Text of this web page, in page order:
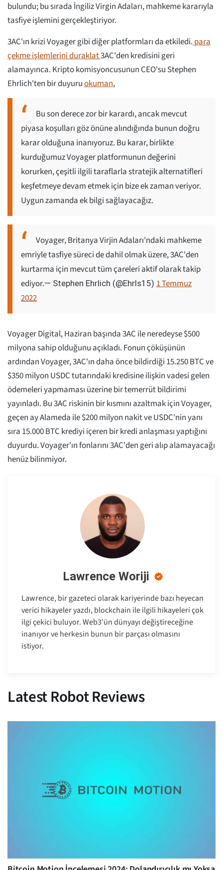
bulundu; bu sırada İngiliz Virgin Adaları, mahkeme kararıyla
tasfiye işlemini gerçekleştiriyor.
3AC'ın krizi Voyager gibi diğer platformları da etkiledi.para
çekme işlemlerini duraklat3AC'den kredisini geri
alamayınca. Kripto komisyoncusunun CEO'su Stephen
Ehrlich'ten bir duyuruokuman,
Bu son derece zor bir karardı, ancak mevcut
piyasa koşulları göz önüne alındığında bunun doğru
karar olduğuna inanıyoruz. Bu karar, birlikte
kurduğumuz Voyager platformunun değerini
korurken, çeşitli ilgili taraflarla stratejik alternatifleri
keşfetmeye devam etmek için bize ek zaman veriyor.
Uygun zamanda ek bilgi sağlayacağız.
Voyager, Britanya Virjin Adaları'ndaki mahkeme
emriyle tasfiye süreci de dahil olmak üzere, 3AC'den
kurtarma için mevcut tüm çareleri aktif olarak takip
ediyor.— Stephen Ehrlich (@Ehrls15) 1 Temmuz
2022
Voyager Digital, Haziran başında 3AC ile neredeyse $500
milyona sahip olduğunu açıkladı. Fonun çöküşünün
ardından Voyager, 3AC'ın daha önce bildirdiği 15.250 BTC ve
$350 milyon USDC tutarındaki kredisine ilişkin vadesi gelen
ödemeleri yapmaması üzerine bir temerrüt bildirimi
yayınladı. Bu 3AC riskinin bir kısmını azaltmak için Voyager,
geçen ay Alameda ile $200 milyon nakit ve USDC'nin yanı
sıra 15.000 BTC krediyi içeren bir kredi anlaşması yaptığını
duyurdu. Voyager'ın fonlarını 3AC'den geri alıp alamayacağı
henüz bilinmiyor.
Lawrence Woriji
Lawrence, bir gazeteci olarak kariyerinde bazı heyecan
verici hikayeler yazdı, blockchain ile ilgili hikayeleri çok
ilgi çekici buluyor. Web3'ün dünyayı değiştireceğine
inanıyor ve herkesin bunun bir parçası olmasını
istiyor.
Latest Robot Reviews